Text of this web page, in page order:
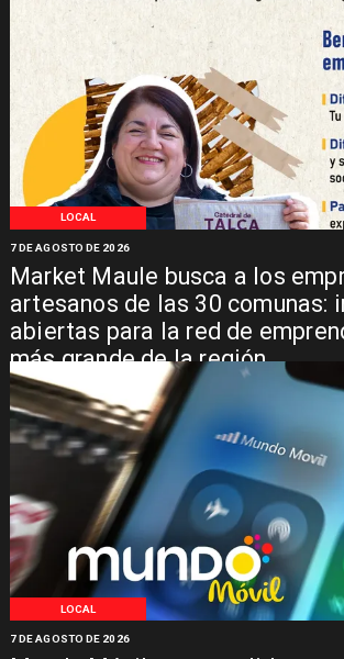
LOCAL
Market Maule busca a los
artesanos de las 30 comunas:
abiertas para la red de
más grande de la región
7 DE AGOSTO DE 2026
LOCAL
7 DE AGOSTO DE 2026